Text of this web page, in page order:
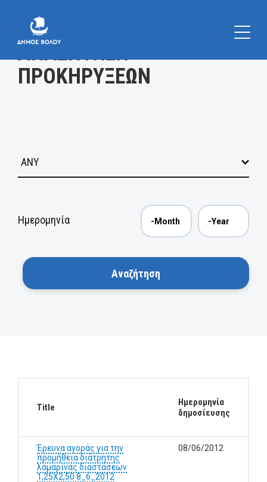
ΑΝΑΖΗΤΗΣΗ
ΠΡΟΚΗΡΥΞΕΩΝ
Ημερομηνία
Title
Ημερομηνία
δημοσίευσης
Έρευνα αγοράς για την
προμήθεια διάτρητης
λαμαρίνας διαστάσεων
1,25Χ2,50 8_6_2012
08/06/2012